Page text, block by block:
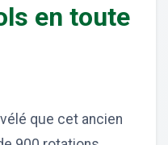
en toute
que cet ancien